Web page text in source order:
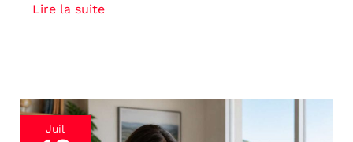
Lire la suite
Juil
Télétravail